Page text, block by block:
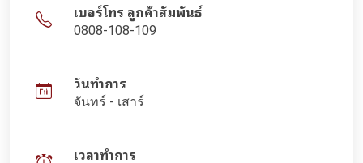
เบอร์โทร ลูกค้าสัมพันธ์
0808-108-109
วันทำการ
จันทร์ - เสาร์
เวลาทำการ